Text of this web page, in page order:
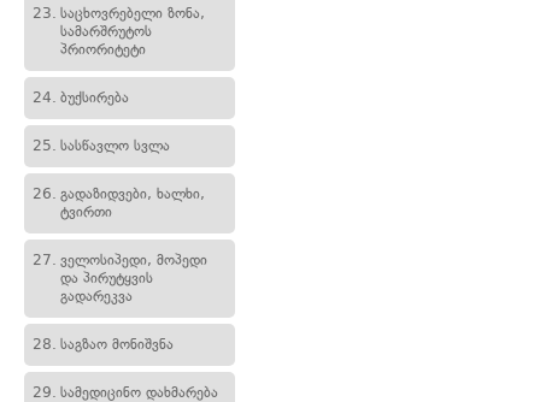
23. საცხოვრებელი ზონა,
სამარშრუტოს
პრიორიტეტი
24. ბუქსირება
25. სასწავლო სვლა
26. გადაზიდვები, ხალხი,
ტვირთი
27. ველოსიპედი, მოპედი
და პირუტყვის
გადარეკვა
28. საგზაო მონიშვნა
29. სამედიცინო დახმარება